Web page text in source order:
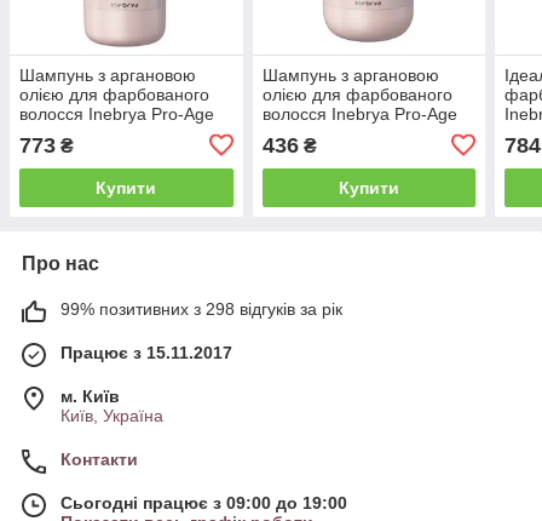
Шампунь з аргановою
олією для фарбованого
волосся Inebrya Pro-Age
Shampoo Argan Oil, 1000
мл (1026330)
773 ₴
Купити
Шампунь з аргановою
олією для фарбованого
волосся Inebrya Pro-Age
мл (1026329)
436₴
Купити
784
Про нас
99% позитивних з 298 відгуків за рік
Працює з 15.11.2017
м. Київ
Київ, Україна
Контакти
Сьогодні працює з 09:00 до 19:00